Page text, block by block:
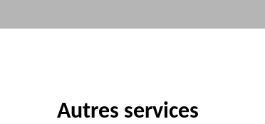
Autres services